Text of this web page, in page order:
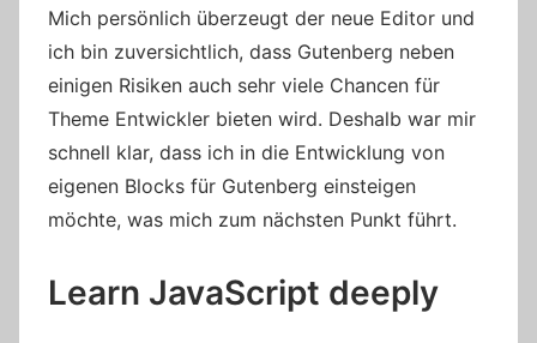
Mich persönlich überzeugt der neue Editor und
ich bin zuversichtlich, dass Gutenberg neben
einigen Risiken auch sehr viele Chancen für
Theme Entwickler bieten wird. Deshalb war mir
schnell klar, dass ich in die Entwicklung von
eigenen Blocks für Gutenberg einsteigen
möchte, was mich zum nächsten Punkt führt.
Learn JavaScript deeply